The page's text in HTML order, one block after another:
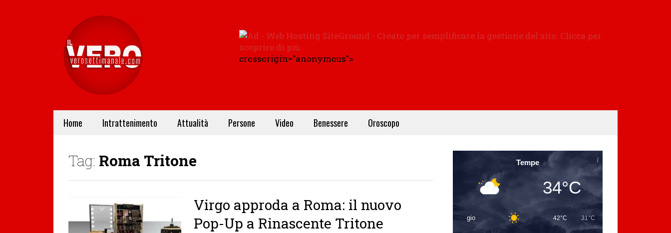
crossorigin="anonymous">
Home Intrattenimento Attualità Persone Video Benessere Oroscopo
Tag: Roma Tritone
Virgo approda a Roma: il nuovo
Pop-Up a Rinascente Tritone
Tempe
34°C
gio 42°C 31°C